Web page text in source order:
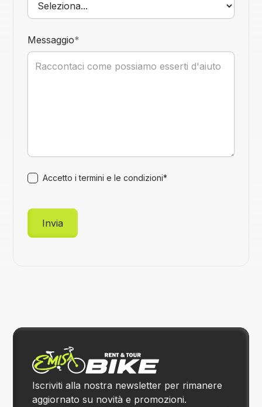
Messaggio*
Accetto i termini e le condizioni*
Iscriviti alla nostra newsletter per rimanere
aggiornato su novità e promozioni.